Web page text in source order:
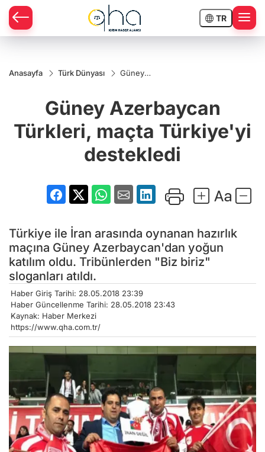
TR
Anasayfa Türk Dünyası
Güney
Türkiye'yi
Güney Azerbaycan
Türkleri, maçta Türkiye'yi
destekledi
Türkiye ile İran arasında oynanan hazırlık
maçına Güney Azerbaycan'dan yoğun
katılım oldu. Tribünlerden "Biz biriz"
sloganları atıldı.
Haber Giriş Tarihi: 28.05.2018 23:39
Haber Güncellenme Tarihi: 28.05.2018 23:43
Kaynak: Haber Merkezi
https://www.qha.com.tr/